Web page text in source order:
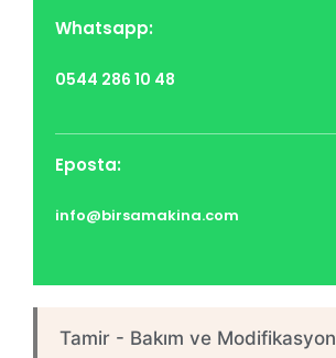
Whatsapp:
0544 286 10 48
Eposta:
info@birsamakina.com
Tamir - Bakım ve Modifikasyon​